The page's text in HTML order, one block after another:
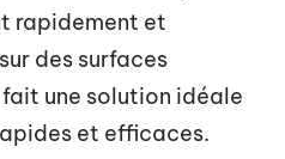
rapidement et
des surfaces
une solution idéale
et efficaces.